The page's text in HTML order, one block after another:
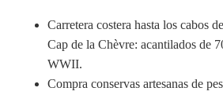
Carretera costera hasta los cabos
Cap de la Chèvre: acantilados de
WWII.
Compra conservas artesanas de